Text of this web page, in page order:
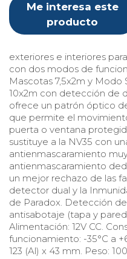
Me interesa este
producto
exteriores e interiores
con dos modos de
Mascotas 7,5x2m y Modo
10x2m con detección de
ofrece un patrón óptico
que permite el
puerta o ventana
sustituye a la NV35 con
antienmascaramiento
antienmascaramiento
un mejor rechazo de las
detector dual y la
de Paradox. Detección
antisabotaje (tapa y
Alimentación: 12V CC.
funcionamiento: -35°C a
123 (Al) x 43 mm. Peso: